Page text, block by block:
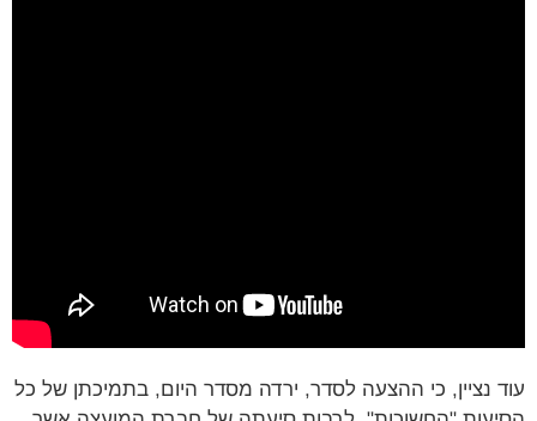
נציין, כי ההצעה לסדר, ירדה מסדר היום, בתמיכתן של כל